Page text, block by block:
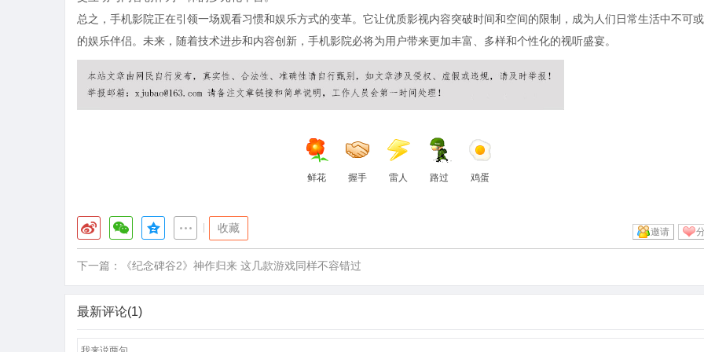
总之，手机影院正在引领一场观看习惯和娱乐方式的变革。它让优质影视内容突破时间和空间的限制，成为人们日常生活中不可
的娱乐伴侣。未来，随着技术进步和内容创新，手机影院必将为用户带来更加丰富、多样和个性化的视听盛宴。
鲜花 握手 雷人 路过 鸡蛋
收藏 邀请
下一篇： 《纪念碑谷2》神作归来 这几款游戏同样不容错过
最新评论(1)